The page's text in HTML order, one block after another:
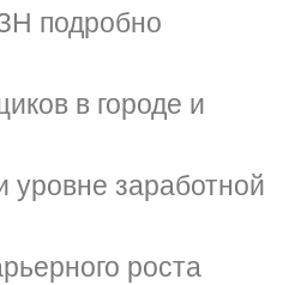
подробно
в городе и
уровне заработной
роста